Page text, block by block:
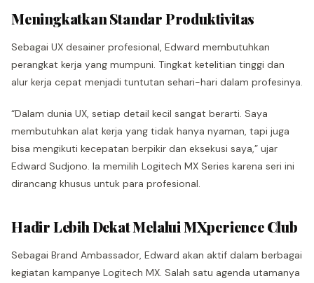
Meningkatkan Standar Produktivitas
Sebagai UX desainer profesional, Edward membutuhkan
perangkat kerja yang mumpuni. Tingkat ketelitian tinggi dan
alur kerja cepat menjadi tuntutan sehari-hari dalam profesinya.
“Dalam dunia UX, setiap detail kecil sangat berarti. Saya
membutuhkan alat kerja yang tidak hanya nyaman, tapi juga
bisa mengikuti kecepatan berpikir dan eksekusi saya,” ujar
Edward Sudjono. Ia memilih Logitech MX Series karena seri ini
dirancang khusus untuk para profesional.
Hadir Lebih Dekat Melalui MXperience Club
Sebagai Brand Ambassador, Edward akan aktif dalam berbagai
kegiatan kampanye Logitech MX. Salah satu agenda utamanya